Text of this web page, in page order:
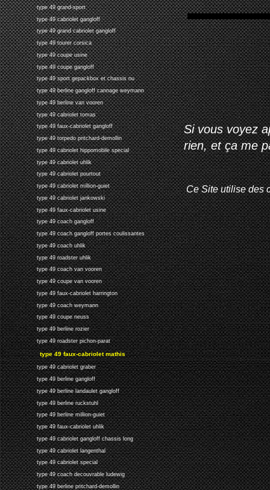
type 49 grand-sport
type 49 cabriolet gangloff
type 49 grand cabriolet gangloff
type 49 tourer corsica
type 49 coupe usine
type 49 coupe gangloff
type 49 sport gepackbox et chassis nu
type 49 berline gangloff cannage weymann
type 49 berline van vooren
type 49 cabriolet tomas
type 49 faux-cabriolet gangloff
type 49 torpedo pritchard-demollin
type 49 cabriolet hippomobile special
type 49 cabriolet uhlik
type 49 cabriolet pourtout
type 49 cabriolet million-guiet
type 49 cabriolet jankowski
type 49 faux-cabriolet usine
type 49 coach gangloff
type 49 coach gangloff portes coulissantes
type 49 coach uhlik
type 49 roadster uhlik
type 49 coach van vooren
type 49 coupe van vooren
type 49 faux-cabriolet harrington
type 49 coach weymann
type 49 coupe neuss
type 49 berline rozier
type 49 roadster pichon-parat
type 49 faux-cabriolet mathis
type 49 cabriolet graber
type 49 berline gangloff
type 49 berline landaulet gangloff
type 49 berline ruckstuhl
type 49 berline million-guiet
type 49 faux-cabriolet uhlik
type 49 cabriolet gangloff chassis long
type 49 cabriolet langenthal
type 49 cabriolet special
type 49 coach decouvrable ludewig
type 49 berline pritchard-demollin
Si vous voyez
rien, et ça me
Ce Site utilise des